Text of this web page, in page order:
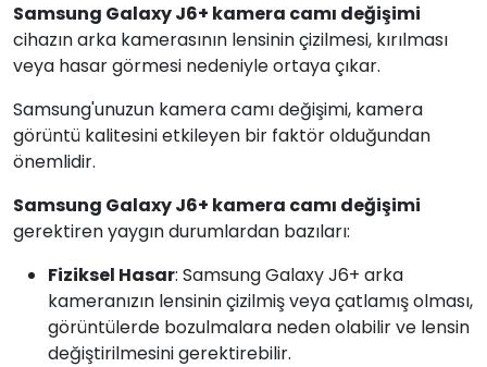
Samsung Galaxy J6+ kamera camı değişimi
cihazın arka kamerasının lensinin çizilmesi, kırılması
veya hasar görmesi nedeniyle ortaya çıkar.
Samsung'unuzun kamera camı değişimi, kamera
görüntü kalitesini etkileyen bir faktör olduğundan
önemlidir.
Samsung Galaxy J6+ kamera camı değişimi
gerektiren yaygın durumlardan bazıları:
Fiziksel Hasar: Samsung Galaxy J6+ arka
kameranızın lensinin çizilmiş veya çatlamış olması,
görüntülerde bozulmalara neden olabilir ve lensin
değiştirilmesini gerektirebilir.